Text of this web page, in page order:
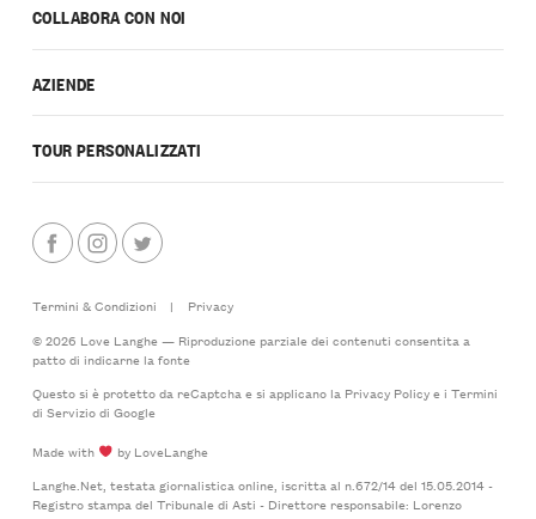
COLLABORA CON NOI
AZIENDE
TOUR PERSONALIZZATI
Termini & Condizioni |
Privacy
© 2026 Love Langhe — Riproduzione parziale dei contenuti consentita a
patto di indicarne la fonte
Questo si è protetto da reCaptcha e si applicano la Privacy Policye i Termini
di Serviziodi Google
Made with
by LoveLanghe
Langhe.Net, testata giornalistica online, iscritta al n.672/14 del 15.05.2014 -
Registro stampa del Tribunale di Asti - Direttore responsabile: Lorenzo